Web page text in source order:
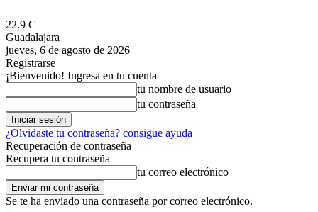
22.9 C
Guadalajara
jueves, 6 de agosto de 2026
Registrarse
¡Bienvenido! Ingresa en tu cuenta
tu nombre de usuario
tu contraseña
¿Olvidaste tu contraseña? consigue ayuda
Recuperación de contraseña
Recupera tu contraseña
tu correo electrónico
Se te ha enviado una contraseña por correo electrónico.